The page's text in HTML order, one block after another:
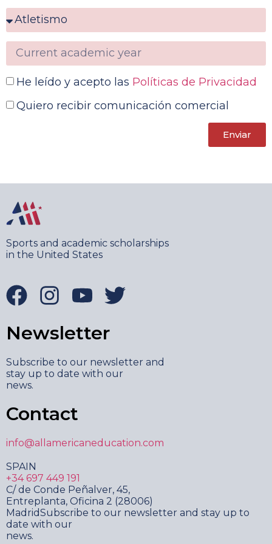
He leído y acepto las Políticas de Privacidad
Quiero recibir comunicación comercial
Enviar
Sports and academic scholarships
in the United States
Newsletter
Subscribe to our newsletter and
stay up to date with our
news.
Contact
info@allamericaneducation.com
SPAIN
+34 697 449 191
C/ de Conde Peñalver, 45,
Entreplanta, Oficina 2 (28006)
MadridSubscribe to our newsletter and stay up to
date with our
news.